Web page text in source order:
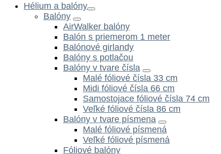
Hélium a balóny
Balóny
AirWalker balóny
Balón s priemerom 1 meter
Balónové girlandy
Balóny s potlačou
Balóny v tvare čísla
Malé fóliové čísla 33 cm
Midi fóliové čísla 66 cm
Samostojace fóliové čísla 74 cm
Veľké fóliové čísla 86 cm
Balóny v tvare písmena
Malé fóliové písmená
Veľké fóliové písmená
Fóliové balóny